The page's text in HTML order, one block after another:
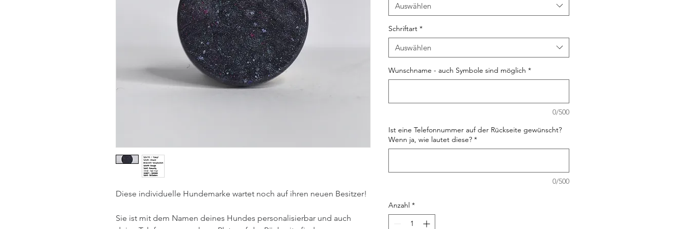
Diese individuelle Hundemarke wartet noch auf ihren neuen Besitzer!
Sie ist mit dem Namen deines Hundes personalisierbar und auch
Auswählen
Schriftart *
Auswählen
Wunschname - auch Symbole sind möglich *
0/500
Ist eine Telefonnummer auf der Rückseite gewünscht?
Wenn ja, wie lautet diese? *
0/500
Anzahl *